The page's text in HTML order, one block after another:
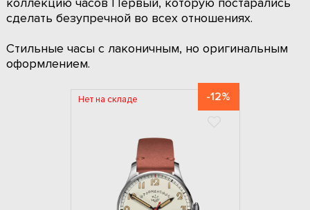
сделать безупречной во всех отношениях.
Стильные часы с лаконичным, но оригинальным
оформлением.
Нет на складе -12%